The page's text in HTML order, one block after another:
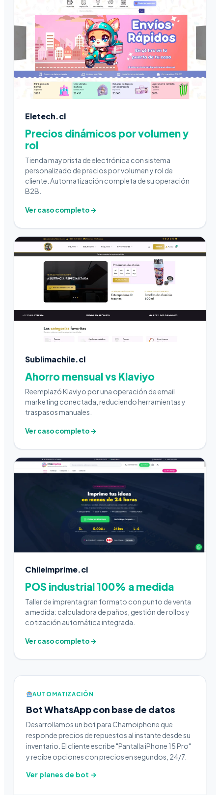
Eletech.cl
Precios dinámicos por volumen y
rol
Tienda mayorista de electrónica con sistema
personalizado de precios por volumen y rol de
cliente. Automatización completa de su operación
B2B.
Ver caso completo →
Sublimachile.cl
Ahorro mensual vs Klaviyo
Reemplazó Klaviyo por una operación de email
marketing conectada, reduciendo herramientas y
traspasos manuales.
Ver caso completo →
Chileimprime.cl
POS industrial 100% a medida
Taller de imprenta gran formato con punto de venta
a medida: calculadora de paños, gestión de rollos y
cotización automática integrada.
Ver caso completo →
AUTOMATIZACIÓN
Bot WhatsApp con base de datos
Desarrollamos un bot para Chamoiphone que
responde precios de repuestos al instante desde su
inventario. El cliente escribe "Pantalla iPhone 15 Pro"
y recibe opciones con precios en segundos, 24/7.
Ver planes de bot →